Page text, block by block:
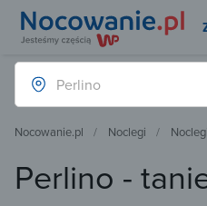
Nocowanie.pl Noclegi
Perlino -